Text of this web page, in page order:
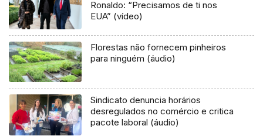
Ronaldo: “Precisamos de ti nos
EUA” (vídeo)
Florestas não fornecem pinheiros
para ninguém (áudio)
Sindicato denuncia horários
desregulados no comércio e critica
pacote laboral (áudio)